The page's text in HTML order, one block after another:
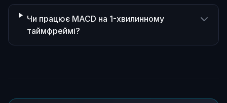
Чи працює MACD на 1-хвилинному
таймфреймі?